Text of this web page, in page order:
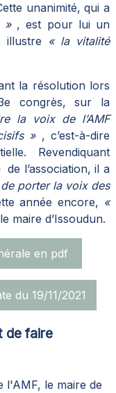
unanimité, qui a
» , est pour lui un
illustre « la vitalité
la résolution lors
congrès, sur la
la voix de l’AMF
» , c’est-à-dire
Revendiquant
de l’association, il a
porter la voix des
année encore, «
maire d’Issoudun.
en pdf
du 19/11/2021
de faire
l'AMF, le maire de